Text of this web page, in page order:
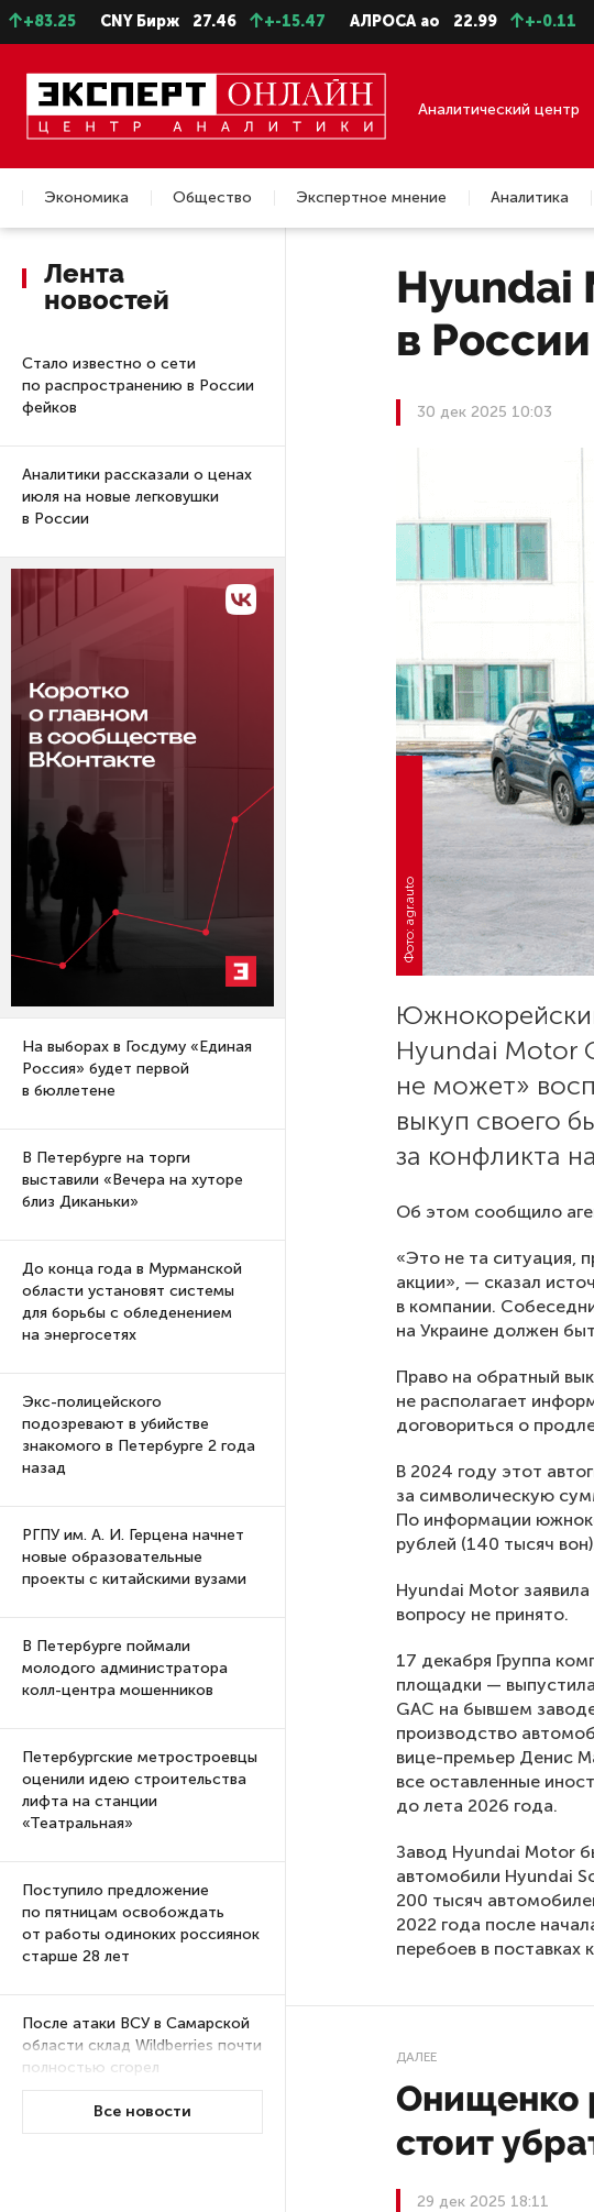
CNY Бирж 27.46 +-15.47 АЛРОСА ао 22.99 +-0.11
Аналитический центр
Экономика Общество Экспертное мнение Аналитика
Недвижимость
Лента
новостей
Стало известно о сети
по распространению в России
фейков
Аналитики рассказали о ценах
июля на новые легковушки
в России
На выборах в Госдуму «Единая
Россия» будет первой
в бюллетене
В Петербурге на торги
выставили «Вечера на хуторе
близ Диканьки»
До конца года в Мурманской
области установят системы
для борьбы с обледенением
на энергосетях
Экс-полицейского
подозревают в убийстве
знакомого в Петербурге 2 года
назад
РГПУ им. А. И. Герцена начнет
новые образовательные
проекты с китайскими вузами
В Петербурге поймали
молодого администратора
колл-центра мошенников
Петербургские метростроевцы
оценили идею строительства
лифта на станции
«Театральная»
Поступило предложение
по пятницам освобождать
от работы одиноких россиянок
старше 28 лет
После атаки ВСУ в Самарской
области склад Wildberries почти
полностью сгорел
Все новости
Hyundai
в России
30 дек 2025 10:03
Фото: agr.auto
Hyundai Motor
не может»
выкуп своего
за конфликта
Об этом сообщило
«Это не та ситуация,
акции», — сказал
в компании.
на Украине должен
Право на обратный
не располагает
договориться о
В 2024 году этот
за символическую
По информации
рублей (140 тысяч
Hyundai Motor
вопросу не принято.
17 декабря Группа
площадки —
GAC на бывшем
производство
вице-премьер Денис
все оставленные
до лета 2026 года.
Завод Hyundai Motor
автомобили Hyundai
200 тысяч
2022 года после
перебоев в поставках
ДАЛЕЕ
Онищенко
стоит
29 дек 2025 18:11